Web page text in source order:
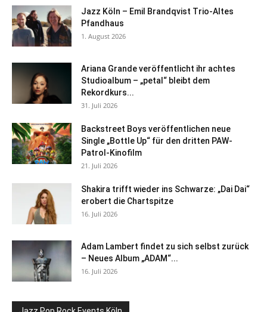
Jazz Köln – Emil Brandqvist Trio-Altes
Pfandhaus
1. August 2026
Ariana Grande veröffentlicht ihr achtes
Studioalbum – „petal“ bleibt dem
Rekordkurs...
31. Juli 2026
Backstreet Boys veröffentlichen neue
Single „Bottle Up“ für den dritten PAW-
Patrol-Kinofilm
21. Juli 2026
Shakira trifft wieder ins Schwarze: „Dai Dai“
erobert die Chartspitze
16. Juli 2026
Adam Lambert findet zu sich selbst zurück
– Neues Album „ADAM“...
16. Juli 2026